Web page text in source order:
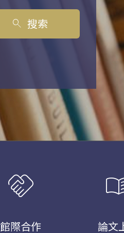
search 搜索
handshake
館際合作 論文